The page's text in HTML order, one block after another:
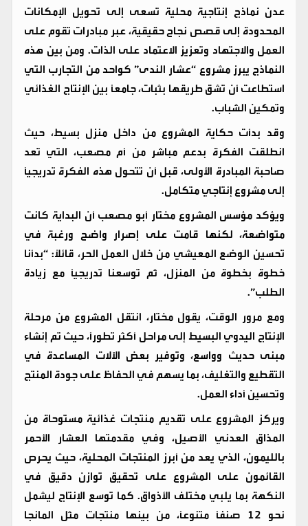
عدن نماذج إنتاجية محلية تسعى إلى تحويل الإمكانات
المحدودة إلى قصص نجاح حقيقية، عبر مبادرات تقوم على
العمل والاجتهاد وتعزيز الاعتماد على الذات. ومن بين هذه
النماذج يبرز مشروع “عشار الندى” كواحد من التجارب التي
استطاعت أن تشق طريقها بثبات، جامعًا بين الإنتاج الغذائي
وتمكين الشباب.
وقد بدأت حكاية المشروع من داخل منزل بسيط، حيث
انطلقت الفكرة بدعم مباشر من أم مصعب، التي تعد
صاحبة المبادرة الأولى، قبل أن تتحول هذه الفكرة تدريجيًا
إلى مشروع إنتاجي متكامل.
ويؤكد مؤسس المشروع مختار أبو مصعب أن البداية كانت
متواضعة، لكنها قامت على إصرار واضح ورغبة في
تحسين الوضع المعيشي من خلال العمل الحر، قائلاً: “بدأنا
خطوة بخطوة من المنزل، ثم توسعنا تدريجيًا مع زيادة
الطلب”.
ومع مرور الوقت، يقول مختار، انتقل المشروع من مرحلة
الإنتاج اليدوي البسيط إلى مراحل أكثر تطورًا، حيث تم إنشاء
مبنى حديث وواسع، وتوفير بعض الآلات المساعدة في
التقطيع والتغليف، بما يسهم في الحفاظ على جودة المنتج
وتحسين أداء العمل.
ويركز المشروع على تقديم منتجات غذائية مستوحاة من
المذاق العدني الأصيل، وفي مقدمتها العشار الأحمر
بالليمون، الذي يعد من أبرز المنتجات المحلية، حيث يحرص
القائمون على المشروع على تحقيق توازن دقيق في
النكهة بما يلبي مختلف الأذواق. كما توسع الإنتاج ليشمل
نحو 12 صنفًا متنوعًا، من بينها منتجات مثل المانجا